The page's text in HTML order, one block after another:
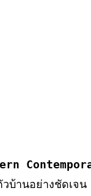
วบ้านอย่างชัดเ